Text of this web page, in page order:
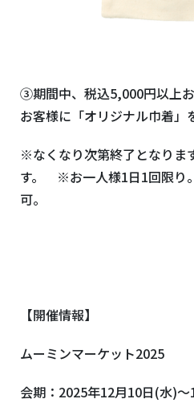
③期間中、税込5,000円以上
お客様に「オリジナル巾着」
※なくなり次第終了となり
す。 ※お一人様1日1回限
可。
【開催情報】
ムーミンマーケット2025
会期： 2025年12月10日(水)～